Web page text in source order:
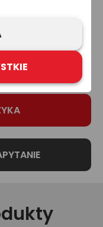
zastąpienia lub